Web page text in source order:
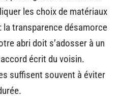
les choix de matériaux
la transparence désamorce
abri doit s’adosser à un
écrit du voisin.
suffisent souvent à éviter